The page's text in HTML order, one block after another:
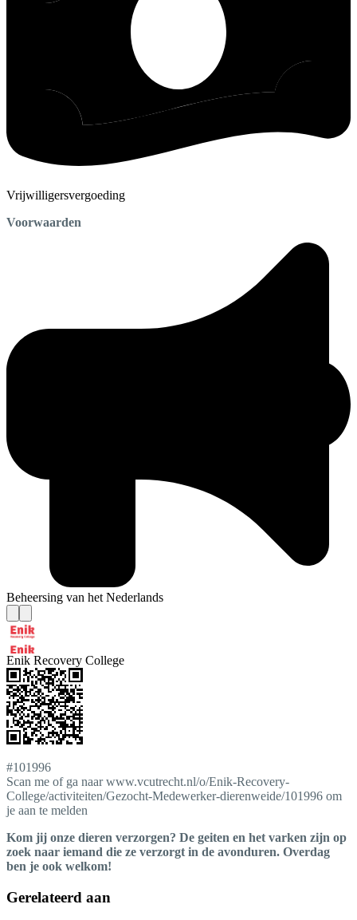
Vrijwilligersvergoeding
Voorwaarden
Beheersing van het Nederlands
Enik Recovery College
#101996
Scan me of ga naar www.vcutrecht.nl/o/Enik-Recovery-
College/activiteiten/Gezocht-Medewerker-dierenweide/101996 om
je aan te melden
Kom jij onze dieren verzorgen? De geiten en het varken zijn op
zoek naar iemand die ze verzorgt in de avonduren. Overdag
ben je ook welkom!
Gerelateerd aan